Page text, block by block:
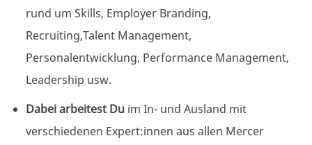
rund um Skills, Employer Branding,
Recruiting,Talent Management,
Personalentwicklung, Performance Management,
Leadership usw.
Dabei arbeitest Du im In- und Ausland mit
verschiedenen Expert:innen aus allen Mercer